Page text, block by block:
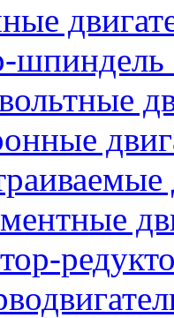
шпиндель